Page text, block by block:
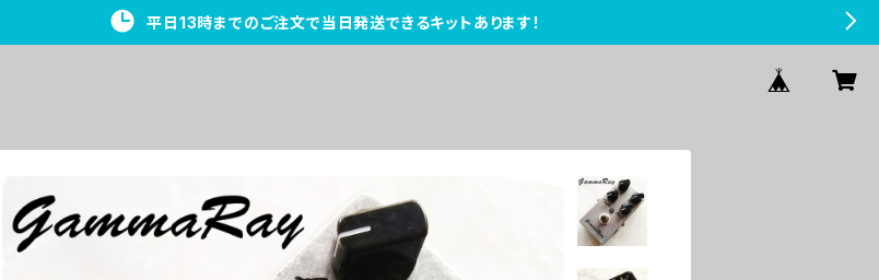
平日13時までのご注文で当日発送できるキットあります！